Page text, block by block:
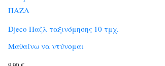
ΠΑΖΛ
Djeco Παζλ ταξινόμησης 10 τμχ.
Μαθαίνω να ντύνομαι